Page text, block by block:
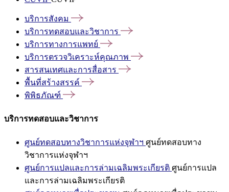
บริการสังคม
บริการทดสอบและวิชาการ
บริการทางการแพทย์
บริการตรวจวิเคราะห์คุณภาพ
สารสนเทศและการสื่อสาร
พื้นที่สร้างสรรค์
พิพิธภัณฑ์
บริการทดสอบและวิชาการ
ศูนย์ทดสอบทางวิชาการแห่งจุฬาฯ ศูนย์ทดสอบทาง
วิชาการแห่งจุฬาฯ
ศูนย์การแปลและการล่ามเฉลิมพระเกียรติ ศูนย์การแปล
และการล่ามเฉลิมพระเกียรติ